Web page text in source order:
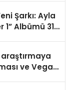
Şarkı: Ayla
1” Albümü 31
ve Vegan